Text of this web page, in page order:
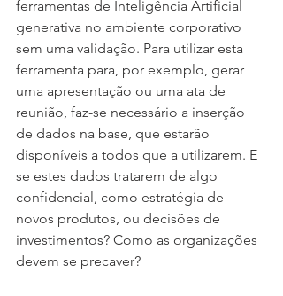
ferramentas de Inteligência Artificial
generativa no ambiente corporativo
sem uma validação. Para utilizar esta
ferramenta para, por exemplo, gerar
uma apresentação ou uma ata de
reunião, faz-se necessário a inserção
de dados na base, que estarão
disponíveis a todos que a utilizarem. E
se estes dados tratarem de algo
confidencial, como estratégia de
novos produtos, ou decisões de
investimentos? Como as organizações
devem se precaver?